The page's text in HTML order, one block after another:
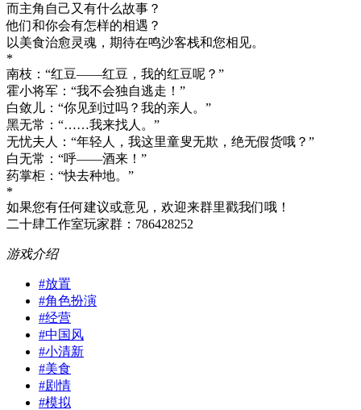
而主角自己又有什么故事？
他们和你会有怎样的相遇？
以美食治愈灵魂，期待在鸣沙客栈和您相见。
*
南枝：“红豆——红豆，我的红豆呢？”
霍小将军：“我不会独自逃走！”
白敛儿：“你见到过吗？我的亲人。”
黑无常：“……我来找人。”
无忧夫人：“年轻人，我这里童叟无欺，绝无假货哦？”
白无常：“呼——酒来！”
药掌柜：“快去种地。”
*
如果您有任何建议或意见，欢迎来群里戳我们哦！
二十肆工作室玩家群：786428252
游戏介绍
#放置
#角色扮演
#经营
#中国风
#小清新
#美食
#剧情
#模拟